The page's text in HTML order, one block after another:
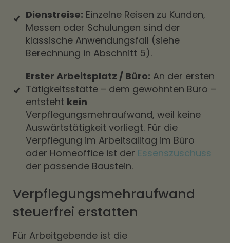
Dienstreise: Einzelne Reisen zu Kunden,
Messen oder Schulungen sind der
klassische Anwendungsfall (siehe
Berechnung in Abschnitt 5).
Erster Arbeitsplatz / Büro: An der ersten
Tätigkeitsstätte – dem gewohnten Büro –
entsteht kein
Verpflegungsmehraufwand, weil keine
Auswärtstätigkeit vorliegt. Für die
Verpflegung im Arbeitsalltag im Büro
oder Homeoffice ist der Essenszuschuss
der passende Baustein.
Verpflegungsmehraufwand
steuerfrei erstatten
Für Arbeitgebende ist die